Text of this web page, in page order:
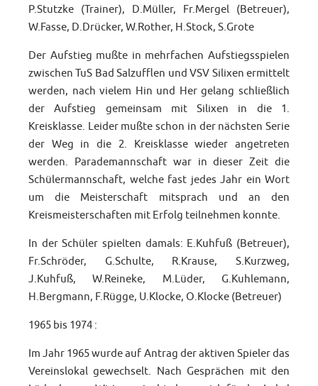
P.Stutzke (Trainer), D.Müller, Fr.Mergel (Betreuer),
W.Fasse, D.Drücker, W.Rother, H.Stock, S.Grote
Der Aufstieg mußte in mehrfachen Aufstiegsspielen
zwischen TuS Bad Salzufflen und VSV Silixen ermittelt
werden, nach vielem Hin und Her gelang schließlich
der Aufstieg gemeinsam mit Silixen in die 1.
Kreisklasse. Leider mußte schon in der nächsten Serie
der Weg in die 2. Kreisklasse wieder angetreten
werden. Parademannschaft war in dieser Zeit die
Schülermannschaft, welche fast jedes Jahr ein Wort
um die Meisterschaft mitsprach und an den
Kreismeisterschaften mit Erfolg teilnehmen konnte.
In der Schüler spielten damals: E.Kuhfuß (Betreuer),
Fr.Schröder, G.Schulte, R.Krause, S.Kurzweg,
J.Kuhfuß, W.Reineke, M.Lüder, G.Kuhlemann,
H.Bergmann, F.Rügge, U.Klocke, O.Klocke (Betreuer)
1965 bis 1974 :
Im Jahr 1965 wurde auf Antrag der aktiven Spieler das
Vereinslokal gewechselt. Nach Gesprächen mit den